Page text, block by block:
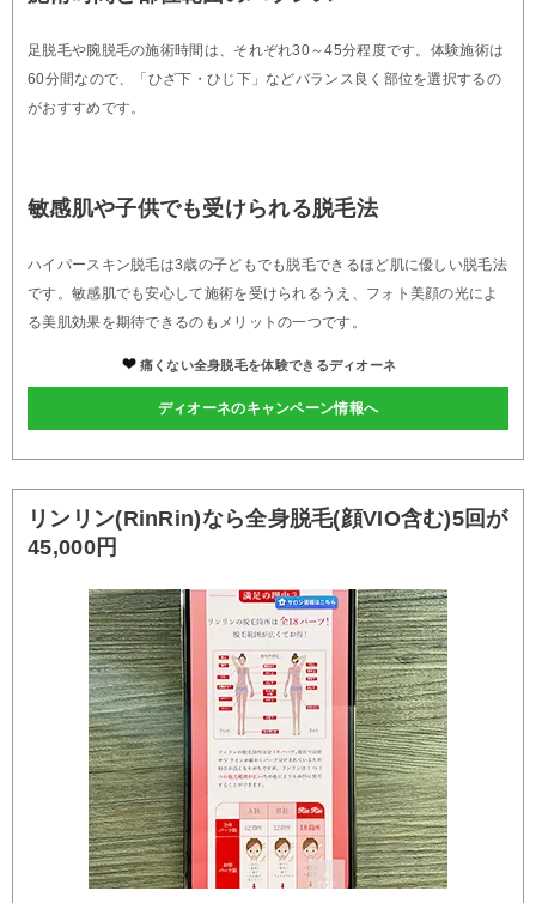
足脱毛や腕脱毛の施術時間は、それぞれ30～45分程度です。体験施術は
60分間なので、「ひざ下・ひじ下」などバランス良く部位を選択するの
がおすすめです。
敏感肌や子供でも受けられる脱毛法
ハイパースキン脱毛は3歳の子どもでも脱毛できるほど肌に優しい脱毛法
です。敏感肌でも安心して施術を受けられるうえ、フォト美顔の光によ
る美肌効果を期待できるのもメリットの一つです。
痛くない全身脱毛を体験できるディオーネ
ディオーネのキャンペーン情報へ
リンリン(RinRin)なら全身脱毛(顔VIO含む)5回が
45,000円